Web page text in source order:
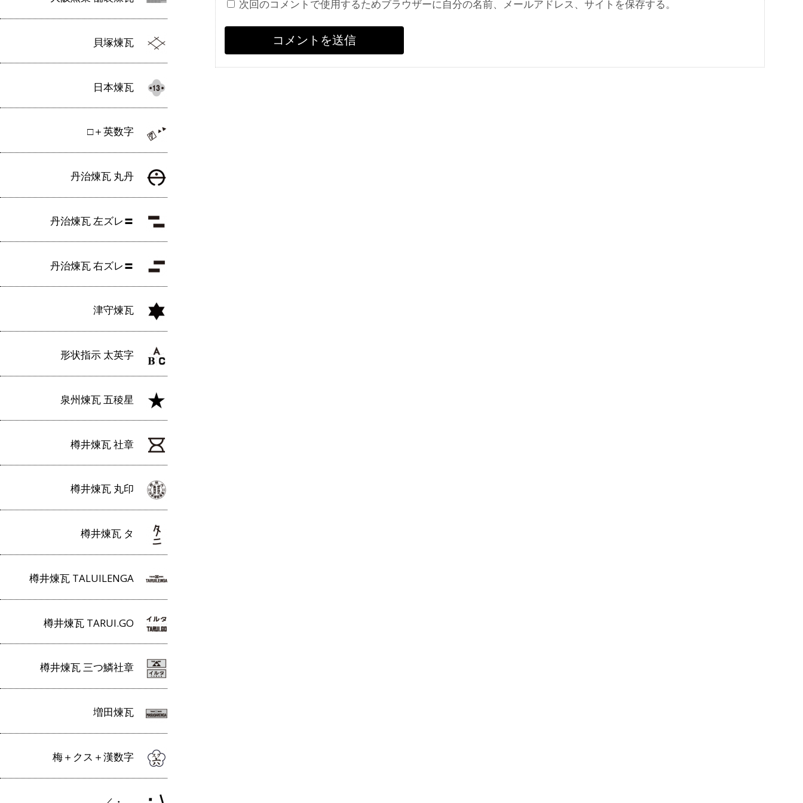
貝塚煉瓦
日本煉瓦
□＋英数字
丹治煉瓦 丸丹
丹治煉瓦 左ズレ〓
丹治煉瓦 右ズレ〓
津守煉瓦
形状指示 太英字
泉州煉瓦 五稜星
樽井煉瓦 社章
樽井煉瓦 丸印
樽井煉瓦 タ
樽井煉瓦 TALUILENGA
樽井煉瓦 TARUI.GO
樽井煉瓦 三つ鱗社章
増田煉瓦
梅＋クス＋漢数字
次回のコメントで使用するためブラウザーに自分の名前、メールアドレス、サイトを保存する。